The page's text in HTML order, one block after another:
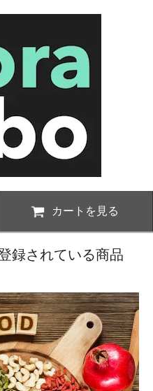
カートを見る
録されている商品